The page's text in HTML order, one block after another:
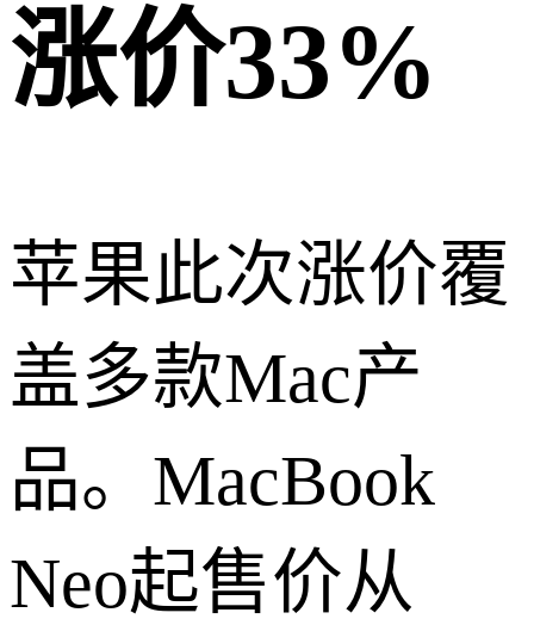
涨价33%
苹果此次涨价覆
盖多款Mac产
品。MacBook
Neo起售价从